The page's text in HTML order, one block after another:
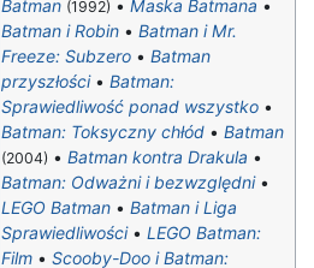
Batman (1992) • Maska Batmana •
Batman i Robin • Batman i Mr.
Freeze: Subzero • Batman
przyszłości• Batman:
Sprawiedliwość ponad wszystko •
Batman: Toksyczny chłód • Batman
(2004) • Batman kontra Drakula •
Batman: Odważni i bezwzględni•
LEGO Batman • Batman i Liga
Sprawiedliwości• LEGO Batman:
Film • Scooby-Doo i Batman: